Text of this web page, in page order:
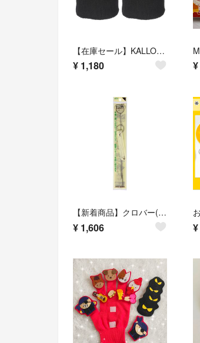
【在庫セール】KALLORY リブ 袖口 ニット 2枚セット 約9.8×8cm
¥ 1,180 ¥
【新着商品】クロバー(Clover) ループ返し2本組 21-701
¥ 1,606 ¥